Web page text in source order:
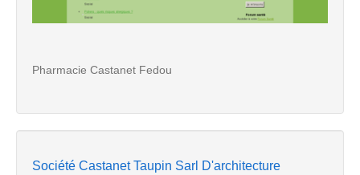
Pharmacie Castanet Fedou
Société Castanet Taupin Sarl D'architecture